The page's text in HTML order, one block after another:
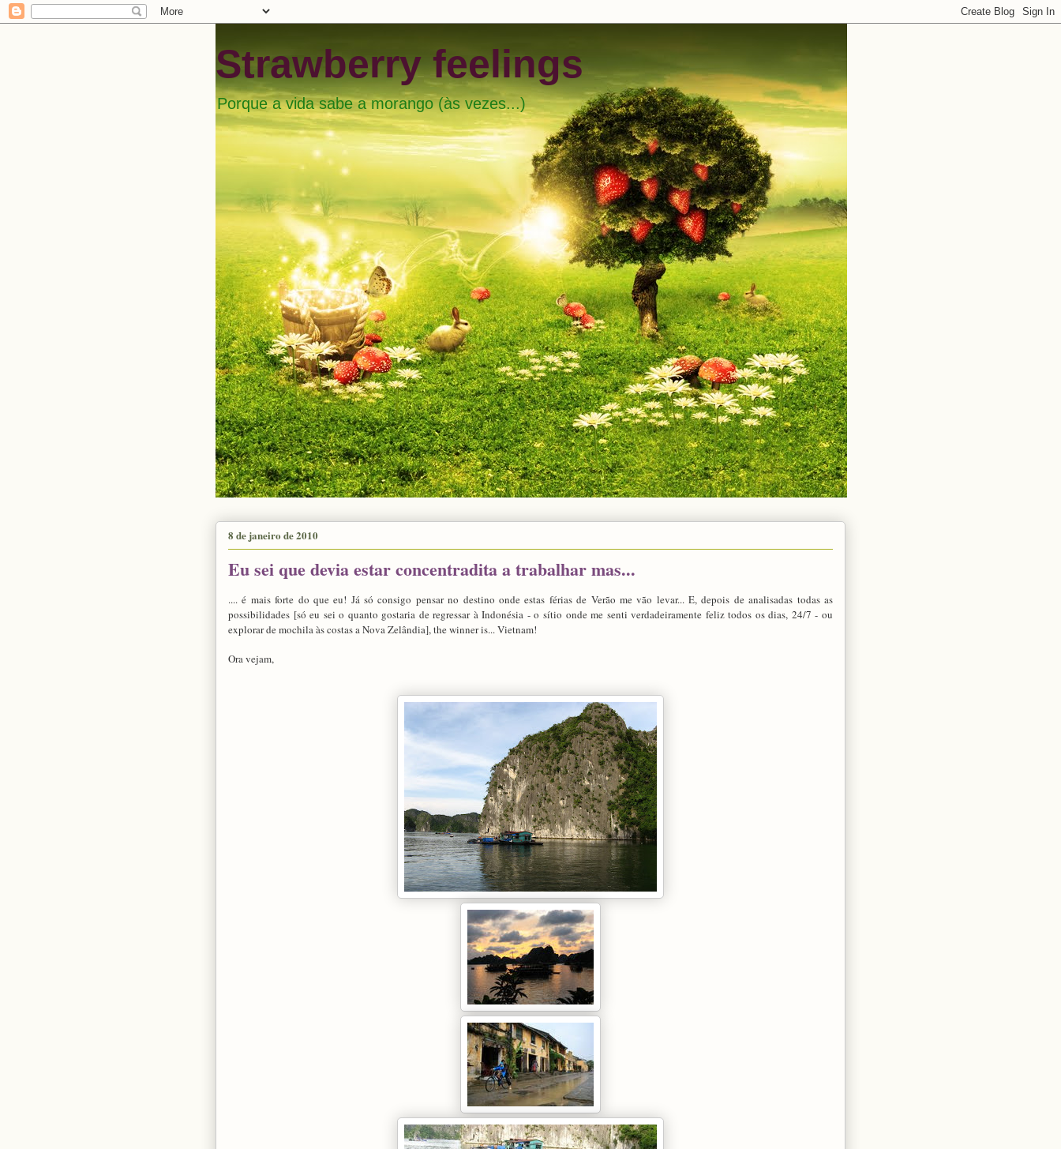
Strawberry feelings
Porque a vida sabe a morango (às vezes...)
8 de janeiro de 2010
Eu sei que devia estar concentradita a trabalhar mas...
.... é mais forte do que eu! Já só consigo pensar no destino onde estas férias de Verão me vão levar... E, depois de analisadas todas as
possibilidades [só eu sei o quanto gostaria de regressar à Indonésia - o sítio onde me senti verdadeiramente feliz todos os dias, 24/7 - ou
explorar de mochila às costas a Nova Zelândia], the winner is... Vietnam!
Ora vejam,